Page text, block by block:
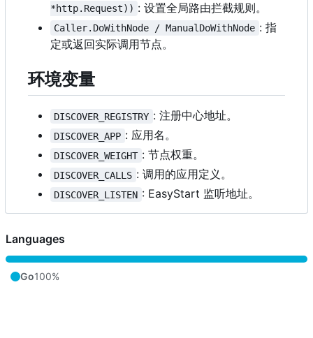
*http.Request)) : 设置全局路由拦截规则。
Caller.DoWithNode / ManualDoWithNode : 指
定或返回实际调用节点。
环境变量
DISCOVER_REGISTRY : 注册中心地址。
DISCOVER_APP : 应用名。
DISCOVER_WEIGHT : 节点权重。
DISCOVER_CALLS : 调用的应用定义。
DISCOVER_LISTEN : EasyStart 监听地址。
Languages
Go100%